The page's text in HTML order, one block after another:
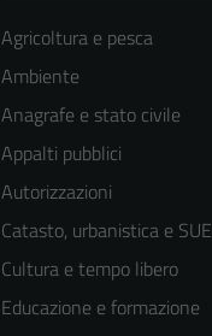
Agricoltura e pesca
Ambiente
Anagrafe e stato civile
Appalti pubblici
Autorizzazioni
Catasto, urbanistica e SUE
Cultura e tempo libero
Educazione e formazione